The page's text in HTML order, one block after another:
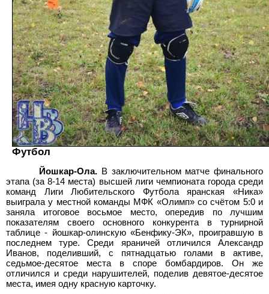
Футбол
Йошкар-Ола. В заключительном матче финального
этапа (за 8-14 места) высшей лиги чемпионата города среди
команд Лиги Любительского Футбола яранская «Ника»
выиграла у местной команды МФК «Олимп» со счётом 5:0 и
заняла итоговое восьмое место, опередив по лучшим
показателям своего основного конкурента в турнирной
таблице - йошкар-олинскую «Бенфику-ЭК», проигравшую в
последнем туре. Среди яраничей отличился Александр
Иванов, поделивший, с пятнадцатью голами в активе,
седьмое-десятое места в споре бомбардиров. Он же
отличился и среди нарушителей, поделив девятое-десятое
места, имея одну красную карточку.